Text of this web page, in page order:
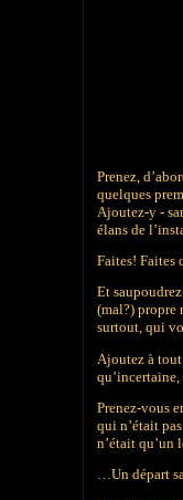
Prenez,
quelques
Ajoutez-y -
élans de
Faites! Faites
Et
(mal?) propre
surtout, qui
Ajoutez à tout
Prenez-vous
qui n’était
n’était qu’un
…Un départ